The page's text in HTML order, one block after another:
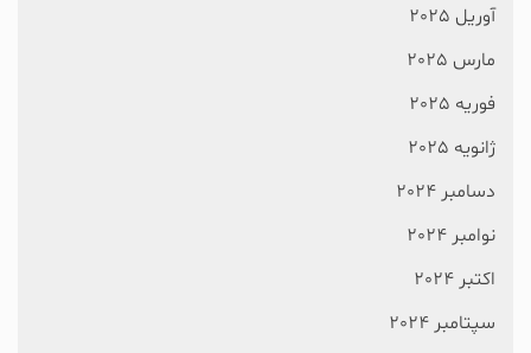
آوریل 2025
مارس 2025
فوریه 2025
ژانویه 2025
دسامبر 2024
نوامبر 2024
اکتبر 2024
سپتامبر 2024